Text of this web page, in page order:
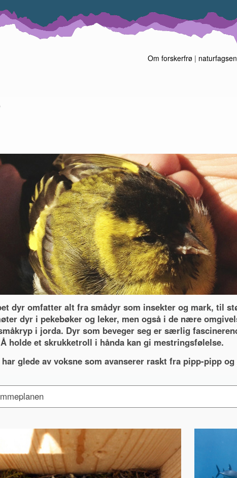
Om forskerfrø |
dyr omfatter alt fra smådyr som insekter og mark, til
dyr i pekebøker og leker, men også i de nære
i jorda. Dyr som beveger seg er særlig
holde et skrukketroll i hånda kan gi mestringsfølelse.
glede av voksne som avanserer raskt fra pipp-pipp